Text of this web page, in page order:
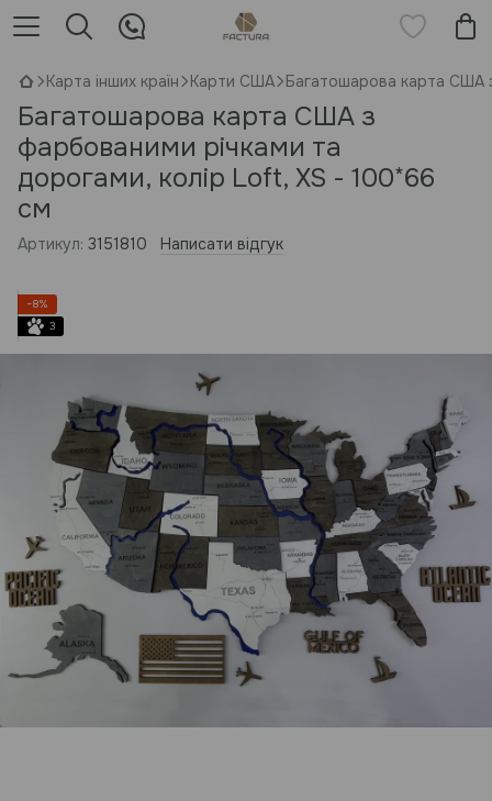
Карта інших країн Карти США Багатошарова карта США
Багатошарова карта США з
фарбованими річками та
дорогами, колір Loft, XS - 100*66
см
Артикул: 3151810 Написати відгук
−8%
3